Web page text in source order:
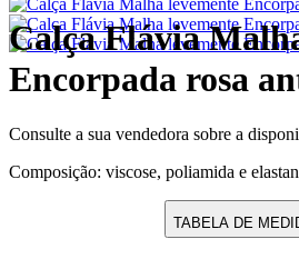
Calça Flávia
Encorpada rosa
Consulte a sua vendedora sobre a
Composição: viscose, poliamida e
TABELA DE